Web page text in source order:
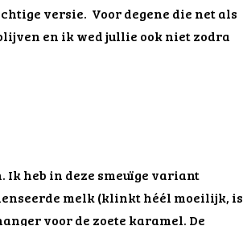
versie. Voor degene die net als
en ik wed jullie ook niet zodra
heb in deze smeuïge variant
melk (klinkt héél moeilijk, is
voor de zoete karamel. De